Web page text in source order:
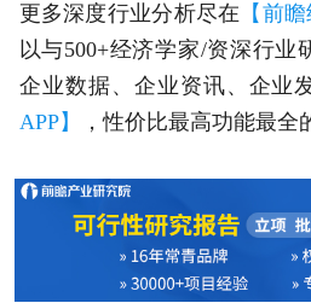
更多深度行业分析尽在 【前
以与500+经济学家/资深行业
企业数据、企业资讯、企业
APP】
，性价比最高功能最全